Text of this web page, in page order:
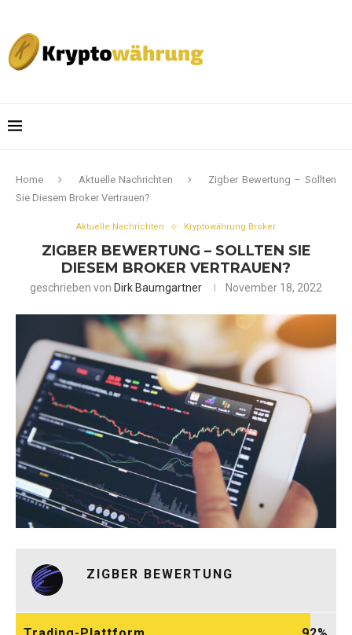
Home Aktuelle Nachrichten
Zigber Bewertung – Sollten
Sie Diesem Broker Vertrauen?
Aktuelle Nachrichten Kryptowährung Broker
ZIGBER BEWERTUNG – SOLLTEN SIE
DIESEM BROKER VERTRAUEN?
geschrieben von Dirk Baumgartner November 18, 2022
ZIGBER BEWERTUNG